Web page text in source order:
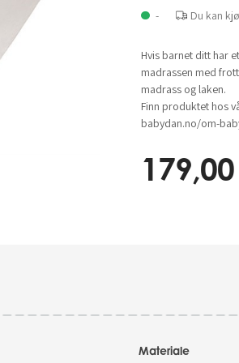
- Du kan
Hvis barnet ditt har
madrassen med
madrass og laken.
Finn produktet hos
babydan.no/om-
179,00
Materiale